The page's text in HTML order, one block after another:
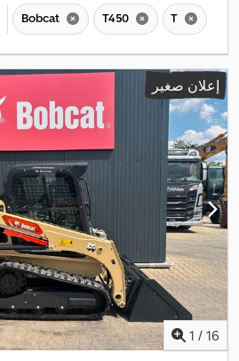
Bobcat T450 T
إعلان صغير
1 / 16